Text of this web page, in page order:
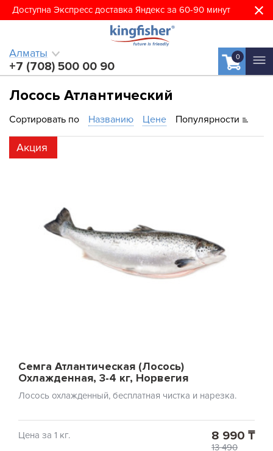
Доступна Экспресс доставка Яндекс за 60-90 минут
0
Алматы
+7 (708) 500 00 90
Лосось Атлантический
Сортировать по Названию Цене Популярности
Акция
Семга Атлантическая (Лосось)
Охлажденная, 3-4 кг, Норвегия
Лосось охлажденный, бесплатная чистка и нарезка.
Цена за 1 кг. 8 990 ₸
13 490